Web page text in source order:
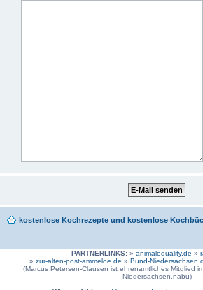
kostenlose Kochrezepte und kostenlose
PARTNERLINKS:» animalequality.de »
» zur-alten-post-ammeloe.de » Bund-
(Marcus Petersen-Clausen ist ehrenamtliches Mitglied
Niedersachsen.nabu)